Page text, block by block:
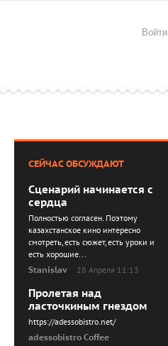
Войти
СЕЙЧАС ОБСУЖДАЮТ
Сценарий начинается с
сердца
Полностью согласен. Поэтому
казахстанское кино интересно
смотреть, есть сюжет, есть уроки и
есть хорошие...
Stanislav
28 Апреля 11:13
Пролетая над
ласточкиным гнездом
https://adessobistro.net/
adessobistro Coffee